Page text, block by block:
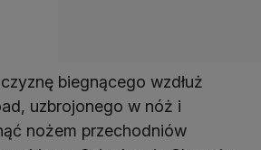
biegnącego wzdłuż
uzbrojonego w nóż i
nożem przechodniów